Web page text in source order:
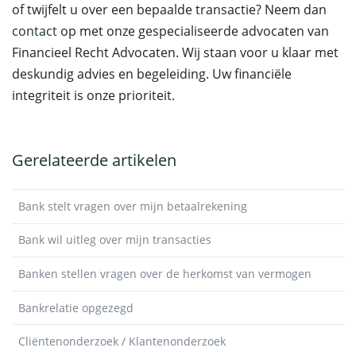
of twijfelt u over een bepaalde transactie? Neem dan
contact op met onze gespecialiseerde advocaten van
Financieel Recht Advocaten. Wij staan voor u klaar met
deskundig advies en begeleiding. Uw financiële
integriteit is onze prioriteit.
Gerelateerde artikelen
Bank stelt vragen over mijn betaalrekening
Bank wil uitleg over mijn transacties
Banken stellen vragen over de herkomst van vermogen
Bankrelatie opgezegd
Cliëntenonderzoek / Klantenonderzoek